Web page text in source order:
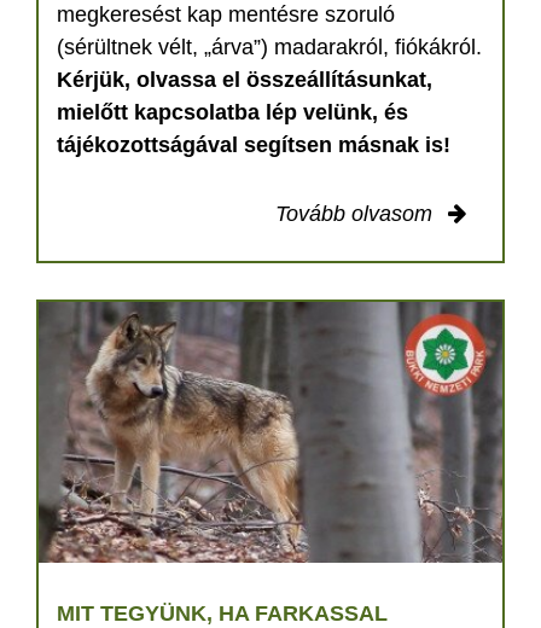
megkeresést kap mentésre szoruló
(sérültnek vélt, „árva”) madarakról, fiókákról.
Kérjük, olvassa el összeállításunkat,
mielőtt kapcsolatba lép velünk, és
tájékozottságával segítsen másnak is!
Tovább olvasom
MIT TEGYÜNK, HA FARKASSAL